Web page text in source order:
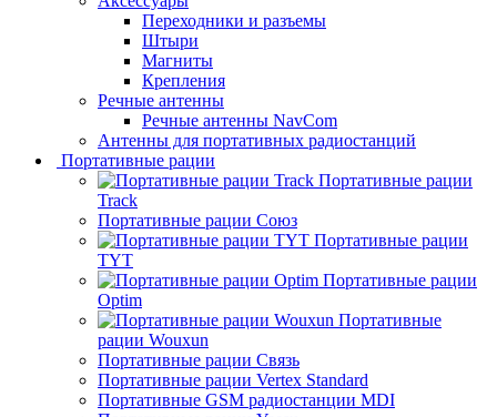
Переходники и разъемы
Штыри
Магниты
Крепления
Речные антенны
Речные антенны NavCom
Антенны для портативных радиостанций
Портативные рации
Портативные рации
Track
Портативные рации Союз
Портативные рации
TYT
Портативные рации
Optim
Портативные
рации Wouxun
Портативные рации Связь
Портативные рации Vertex Standard
Портативные GSM радиостанции MDI